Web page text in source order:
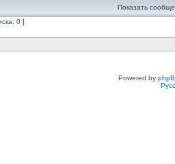
Показать
0 ]
Powered by